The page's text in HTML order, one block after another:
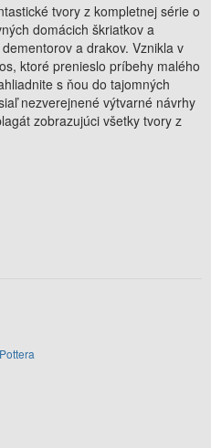
tvory z kompletnej série o
domácich škriatkov a
a drakov. Vznikla v
ktoré prenieslo príbehy malého
s ňou do tajomných
nezverejnené výtvarné návrhy
zobrazujúci všetky tvory z